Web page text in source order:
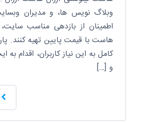
وبلاگ نویس ها، و مدیران
اطمینان از بازدهی مناسب
هاست با قیمت پایین تهیه کنند.
کامل به این نیاز کاربران، اقدام به
و […]